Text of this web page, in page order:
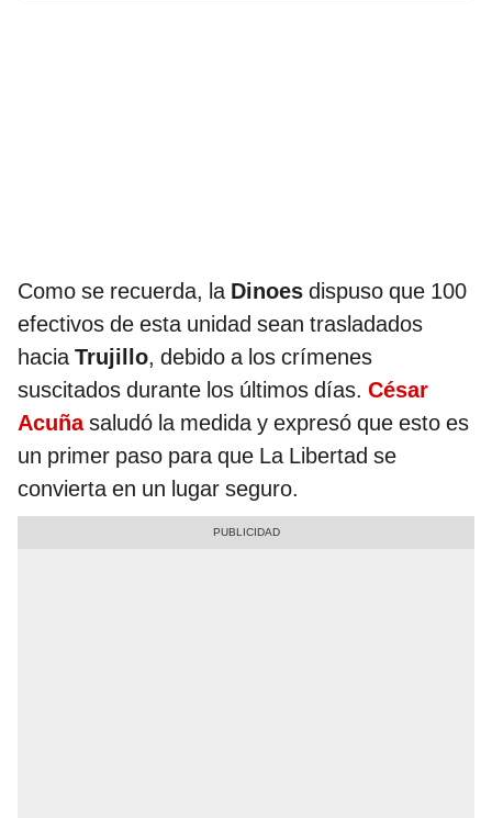
Como se recuerda, la Dinoes dispuso que 100
efectivos de esta unidad sean trasladados
haciaTrujillo, debido a los crímenes
suscitados durante los últimos días. César
Acuña saludó la medida y expresó que esto es
un primer paso para que La Libertad se
convierta en un lugar seguro.